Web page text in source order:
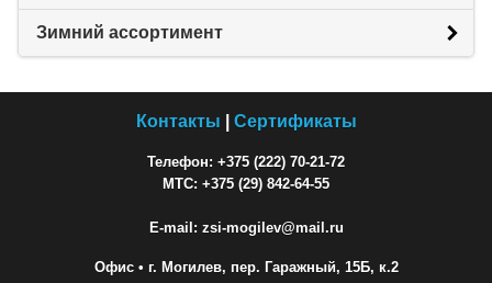
Зимний ассортимент
Контакты Сертификаты
Телефон: +375 (222) 70-21-72
МТС: +375 (29) 842-64-55
E-mail: zsi-mogilev@mail.ru
Офис• г. Могилев, пер. Гаражный, 15Б, к.2